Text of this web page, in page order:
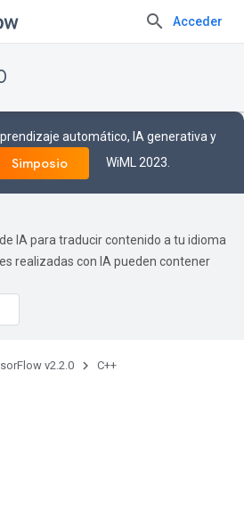
Acceder
automático, IA generativa y
Simposio WiML 2023.
IA para traducir contenido a tu idioma
realizadas con IA pueden contener
v2.2.0 C++